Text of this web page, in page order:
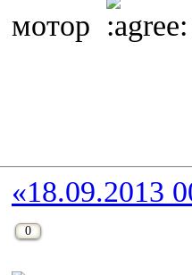
мотор
«18.09.2013
0